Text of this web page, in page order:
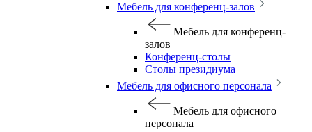
Мебель для конференц-залов
Мебель для конференц-
залов
Конференц-столы
Столы президиума
Мебель для офисного персонала
Мебель для офисного
персонала